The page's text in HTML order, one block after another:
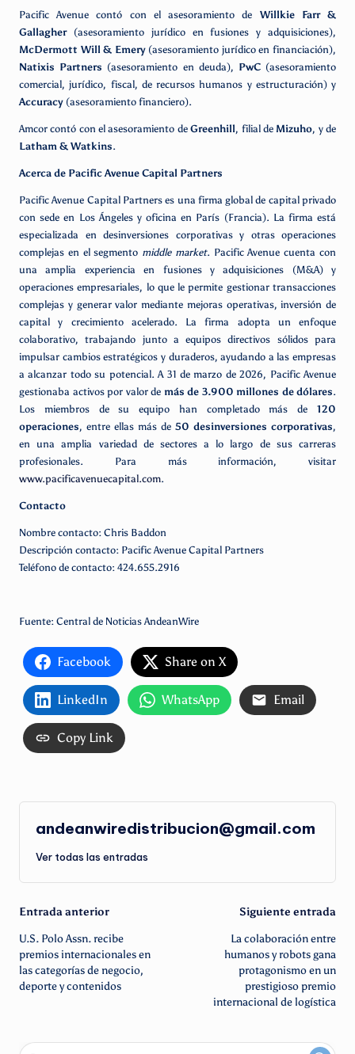
Pacific Avenue contó con el asesoramiento de Willkie Farr &
Gallagher(asesoramiento jurídico en fusiones y adquisiciones),
McDermott Will & Emery(asesoramiento jurídico en financiación),
Natixis Partners (asesoramiento en deuda), PwC(asesoramiento
comercial, jurídico, fiscal, de recursos humanos y estructuración) y
Accuracy (asesoramiento financiero).
Amcor contó con el asesoramiento deGreenhill, filial de Mizuho, y de
Latham & Watkins.
Acerca de Pacific Avenue Capital Partners
Pacific Avenue Capital Partners es una firma global de capital privado
con sede en Los Ángeles y oficina en París (Francia). La firma está
especializada en desinversiones corporativas y otras operaciones
complejas en el segmento middle market. Pacific Avenue cuenta con
una amplia experiencia en fusiones y adquisiciones (M&A) y
operaciones empresariales, lo que le permite gestionar transacciones
complejas y generar valor mediante mejoras operativas, inversión de
capital y crecimiento acelerado. La firma adopta un enfoque
colaborativo, trabajando junto a equipos directivos sólidos para
impulsar cambios estratégicos y duraderos, ayudando a las empresas
a alcanzar todo su potencial. A 31 de marzo de 2026, Pacific Avenue
gestionaba activos por valor de más de 3.900 millones de dólares.
Los miembros de su equipo han completado más de 120
operaciones, entre ellas más de 50 desinversiones corporativas,
en una amplia variedad de sectores a lo largo de sus carreras
profesionales. Para más información, visitar
www.pacificavenuecapital.com.
Contacto
Nombre contacto: Chris Baddon
Descripción contacto: Pacific Avenue Capital Partners
Teléfono de contacto: 424.655.2916
Fuente: Central de Noticias AndeanWire
Facebook Share on X
LinkedIn WhatsApp Email
Copy Link
andeanwiredistribucion@gmail.com
Ver todas las entradas
Navegación
de
entradas
Entrada anterior
U.S. Polo Assn. recibe
premios internacionales en
las categorías de negocio,
deporte y contenidos
Siguiente entrada
La colaboración entre
humanos y robots gana
protagonismo en un
prestigioso premio
internacional de logística